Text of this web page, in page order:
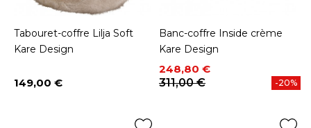
Tabouret-coffre Lilja Soft
Kare Design
Prix
149,00 €
Banc-coffre Inside crème
Kare Design
Prix
248,80 €
Prix de base
311,00 €
-20%